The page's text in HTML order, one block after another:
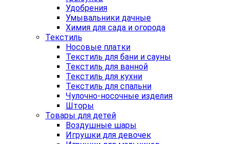
Удобрения
Умывальники дачные
Химия для сада и огорода
Текстиль
Носовые платки
Текстиль для бани и сауны
Текстиль для ванной
Текстиль для кухни
Текстиль для спальни
Чулочно-носочные изделия
Шторы
Товары для детей
Воздушные шары
Игрушки для девочек